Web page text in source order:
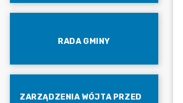
RADA GMINY
ZARZĄDZENIA WÓJTA PRZED